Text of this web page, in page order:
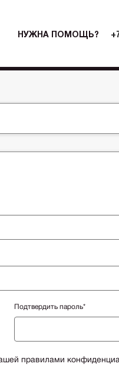
НУЖНА ПОМОЩЬ?
Подтвердить пароль*
правилами